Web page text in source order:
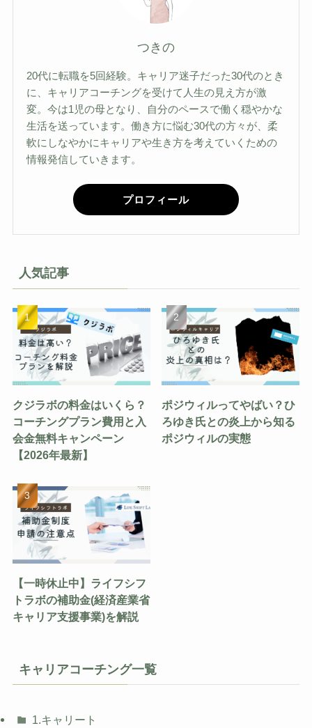
つきの
20代に転職を5回経験。キャリア迷子だった30代のとき
に、キャリアコーチングを受けて人生の見え方が激
変。今は1児の母となり、自分のペースで働く穏やかな
生活を送っています。働き方に悩む30代の方々が、柔
軟にしなやかにキャリアや生き方を考えていくための
情報発信していきます。
プロフィール
人気記事
クジラボの料金はいくら？
コーチングプラン費用と入
会金無料キャンペーン
【2026年最新】
ポジウィルってやばい？ひ
ろゆき氏との炎上から知る
ポジウィルの実態
【一時休止中】ライフシフ
トラボの補助金(経済産業省
キャリア支援事業)を解説
キャリアコーチング一覧
1.キャリート